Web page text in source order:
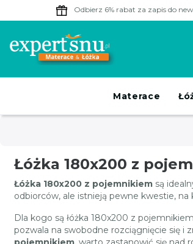
Odbierz 6% rabat za zapis do
Materace
Łóżka 180x200 z
Łóżka 180x200 z pojemnikiem są
odbiorców, ale istnieją pewne kwestie,
Dla kogo są łóżka 180x200 z
pozwala na swobodne rozciągnięcie się i